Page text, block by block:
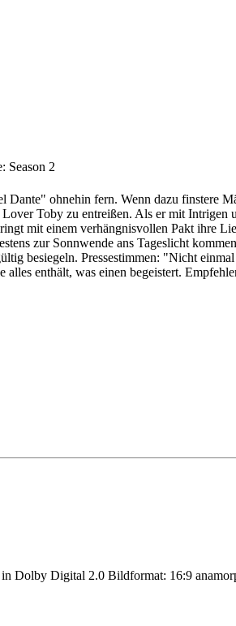
Season 2
ohnehin fern. Wenn dazu finstere
Toby zu entreißen. Als er mit
mit einem verhängnisvollen Pakt ihre
zur Sonnwende ans Tageslicht
besiegeln. Pressestimmen: "Nicht
enthält, was einen begeistert.
Dolby Digital 2.0 Bildformat: 16:9